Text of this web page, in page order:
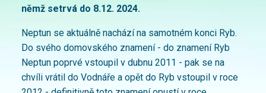
němž setrvá do 8.12. 2024.
Neptun se aktuálně nachází na samotném konci Ryb.
Do svého domovského znamení - do znamení Ryb
Neptun poprvé vstoupil v dubnu 2011 - pak se na
chvíli vrátil do Vodnáře a opět do Ryb vstoupil v roce